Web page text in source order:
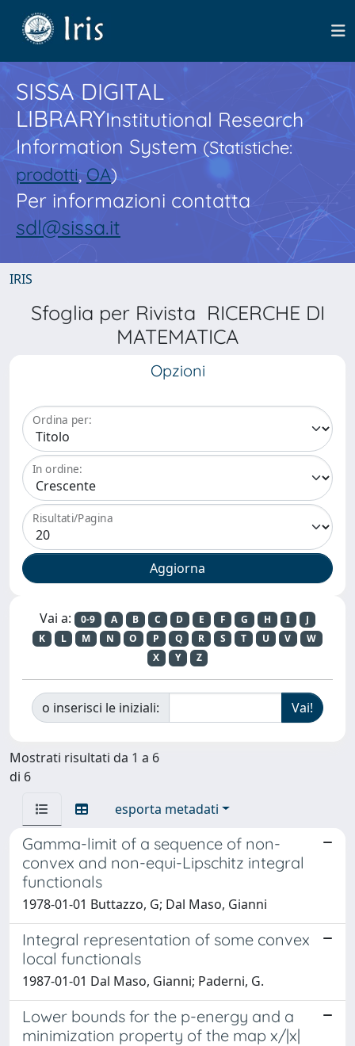
SISSA DIGITAL
LIBRARYInstitutional Research
Information System(Statistiche:
prodotti,OA)
Per informazioni contatta
sdl@sissa.it
IRIS
Sfoglia per Rivista RICERCHE DI
MATEMATICA
Opzioni
Ordina per:
In ordine:
Risultati/Pagina
Vai a: 0-9 A B C D E F G H I
J
K
L M N O P Q R S T U V
W
X
Y Z
o inserisci le iniziali:
Mostrati risultati da 1 a 6
di 6
esporta metadati
Gamma-limit of a sequence of non-
convex and non-equi-Lipschitz integral
functionals
1978-01-01 Buttazzo, G; Dal Maso, Gianni
Integral representation of some convex
local functionals
1987-01-01 Dal Maso, Gianni; Paderni, G.
Lower bounds for the p-energy and a
minimization property of the map x/|x|